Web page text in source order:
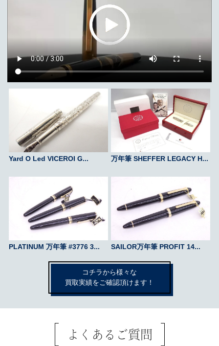
Yard O Led VICEROI G... 万年筆 SHEFFER LEGACY H...
PLATINUM 万年筆 #3776 3... SAILOR万年筆 PROFIT 14...
コチラから様々な
買取実績をご確認頂けます！
よくあるご質問